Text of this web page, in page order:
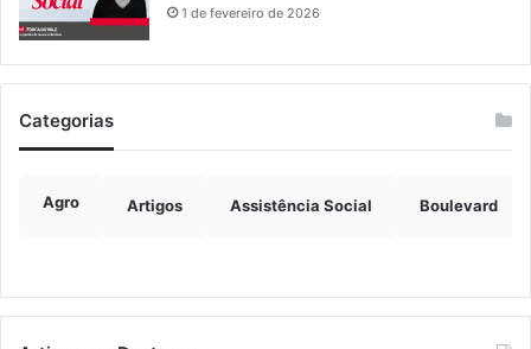
1 de fevereiro de 2026
Categorias
Agro Artigos Assistência Social Boulevard